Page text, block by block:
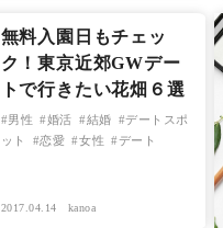
無料入園日もチェッ
ク！東京近郊GWデー
トで行きたい花畑６選
男性 婚活 結婚
デートスポ
ット
恋愛 女性 デート
2017.04.14 kanoa